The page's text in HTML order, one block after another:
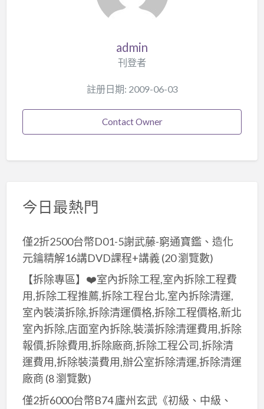
admin
刊登者
註册日期: 2009-06-03
Contact Owner
今日最熱門
僅2折2500台幣D01-5謝武藤-窮通寶鑑、造化
元鑰精解16講DVD課程+講義 (20 瀏覽數)
【拆除專區】❤️室內拆除工程,室內拆除工程費
用,拆除工程推薦,拆除工程台北,室內拆除清運,
室內裝潢拆除,拆除清運價格,拆除工程價格,新北
室內拆除,店面室內拆除,裝潢拆除清運費用,拆除
報價,拆除費用,拆除廠商,拆除工程公司,拆除清
運費用,拆除裝潢費用,辦公室拆除清運,拆除清運
廠商 (8 瀏覽數)
僅2折6000台幣B74 廬州玄武《初級、中級、